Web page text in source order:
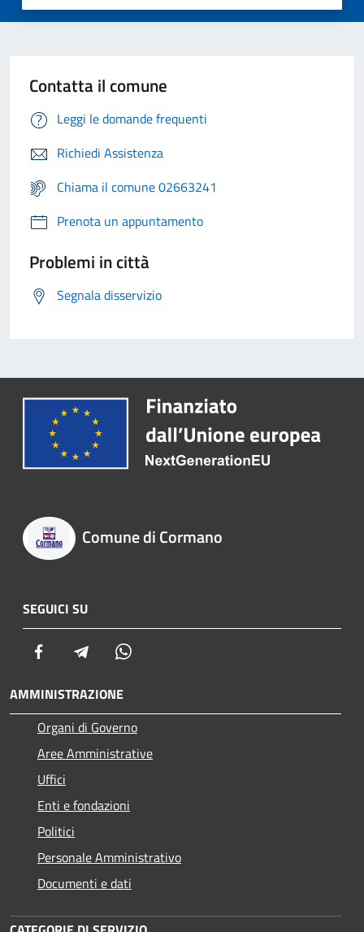
Contatta il comune
Leggi le domande frequenti
Richiedi Assistenza
Chiama il comune 02663241
Prenota un appuntamento
Problemi in città
Segnala disservizio
Comune di Cormano
SEGUICI SU
Facebook Telegram
AMMINISTRAZIONE
Organi di Governo
Aree Amministrative
Uffici
Enti e fondazioni
Politici
Personale Amministrativo
Documenti e dati